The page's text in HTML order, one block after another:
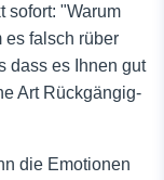
sofort: "Warum
es falsch rüber
dass es Ihnen gut
Art Rückgängig-
die Emotionen